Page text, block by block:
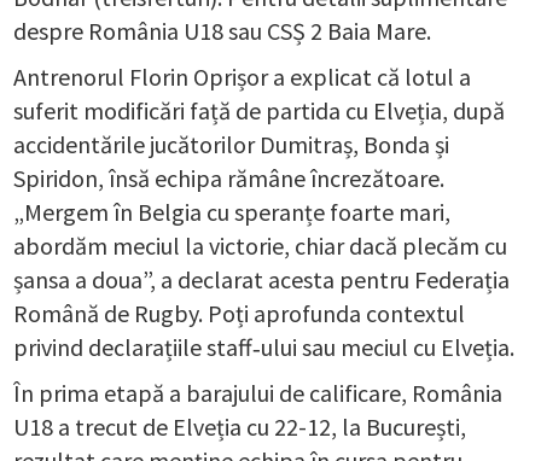
despre România U18 sau CSȘ 2 Baia Mare.
Antrenorul Florin Oprișor a explicat că lotul a
suferit modificări față de partida cu Elveția, după
accidentările jucătorilor Dumitraș, Bonda și
Spiridon, însă echipa rămâne încrezătoare.
„Mergem în Belgia cu speranțe foarte mari,
abordăm meciul la victorie, chiar dacă plecăm cu
șansa a doua”, a declarat acesta pentru Federația
Română de Rugby. Poți aprofunda contextul
privind declarațiile staff‑ului sau meciul cu Elveția.
În prima etapă a barajului de calificare, România
U18 a trecut de Elveția cu 22-12, la București,